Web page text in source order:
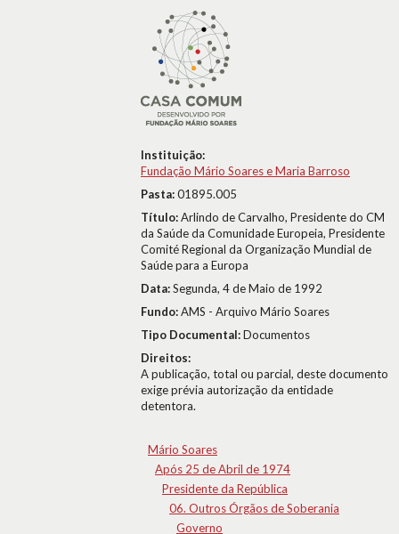
Instituição:
Fundação Mário Soares e Maria Barroso
Pasta:01895.005
Título:Arlindo de Carvalho, Presidente do CM
da Saúde da Comunidade Europeia, Presidente
Comité Regional da Organização Mundial de
Saúde para a Europa
Data:Segunda, 4 de Maio de 1992
Fundo:AMS - Arquivo Mário Soares
Tipo Documental:Documentos
Direitos:
A publicação, total ou parcial, deste documento
exige prévia autorização da entidade
detentora.
Mário Soares
Após 25 de Abril de 1974
Presidente da República
06. Outros Órgãos de Soberania
Governo